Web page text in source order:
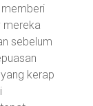
memberi
mereka
sebelum
kerap